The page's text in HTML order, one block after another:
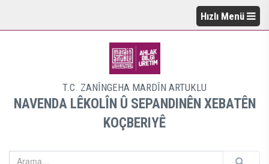
Hızlı Menü
T.C. ZANÎNGEHA MARDÎN ARTUKLU
NAVENDA LÊKOLÎN Û SEPANDINÊN XEBATÊN
KOÇBERIYÊ